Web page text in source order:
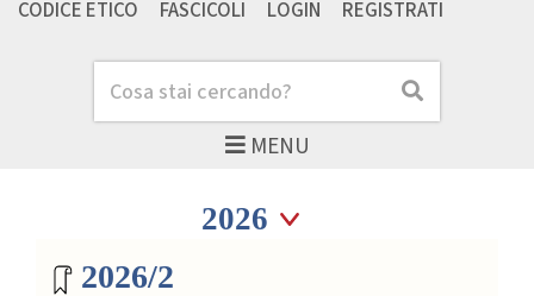
MENU
Cerca Cerca
CODICE ETICO
FASCICOLI LOGIN REGISTRATI
Archivio riviste
Seleziona annoSeleziona anno
2026/2